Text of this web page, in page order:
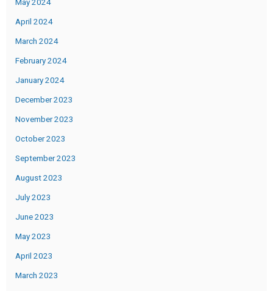
May 2024
April 2024
March 2024
February 2024
January 2024
December 2023
November 2023
October 2023
September 2023
August 2023
July 2023
June 2023
May 2023
April 2023
March 2023